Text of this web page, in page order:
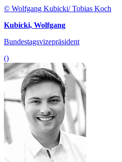
© Wolfgang Kubicki/ Tobias Koch
Kubicki, Wolfgang
Bundestagsvizepräsident
()